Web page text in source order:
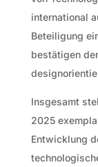
international
Beteiligung
bestätigen
Insgesamt
2025
Entwicklung